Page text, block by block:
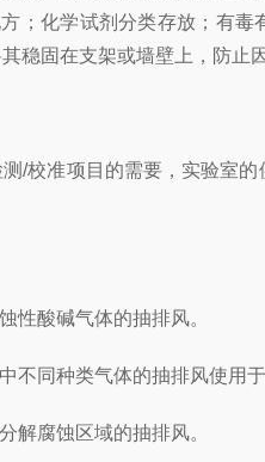
地方；化学试剂分类存放
稳固在支架或墙壁上，防止因
项目的需要，实验室的供
碱气体的抽排风。
种类气体的抽排风使用于生
蚀区域的抽排风。